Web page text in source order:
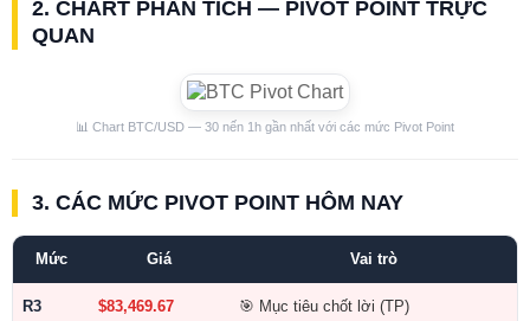
2. CHART PHÂN TÍCH — PIVOT POINT TRỰC
QUAN
📊 Chart BTC/USD — 30 nến 1h gần nhất với các mức Pivot Point
3. CÁC MỨC PIVOT POINT HÔM NAY
Mức Giá Vai trò
R3 $83,469.67 🎯 Mục tiêu chốt lời (TP)